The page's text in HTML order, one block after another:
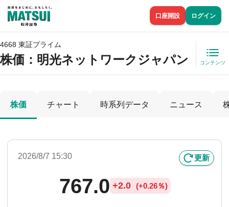
口座開設 ログイン
4668 東証プライム
株価 ：明光ネットワークジャパン コンテンツ
株価 チャート 時系列データ ニュース
2026/8/7 15:30 更新
767.0 +2.0 (+0.26％)